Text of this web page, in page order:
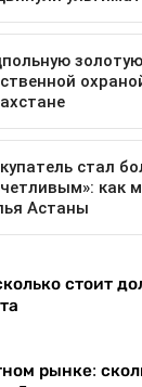
стоит
рынке: